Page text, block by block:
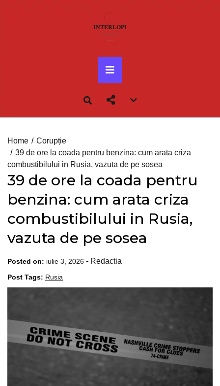
Primary
Menu
menu
Home
Corupție
39 de ore la coada pentru benzina: cum arata criza
combustibilului in Rusia, vazuta de pe sosea
39 de ore la coada pentru
benzina: cum arata criza
combustibilului in Rusia,
vazuta de pe sosea
Posted on: iulie 3, 2026 - Redactia
Post Tags: Rusia